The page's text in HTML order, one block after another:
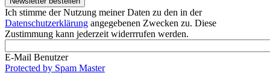
Ich stimme der Nutzung meiner Daten zu den in der
Datenschutzerklärung angegebenen Zwecken zu. Diese
Zustimmung kann jederzeit widerrrufen werden.
E-Mail Benutzer
Protected by Spam Master